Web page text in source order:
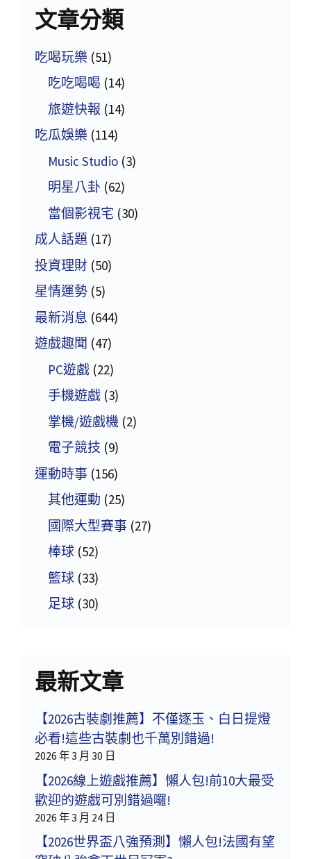
文章分類
吃喝玩樂 (51)
吃吃喝喝 (14)
旅遊快報 (14)
吃瓜娛樂 (114)
Music Studio (3)
明星八卦 (62)
當個影視宅 (30)
成人話題 (17)
投資理財 (50)
星情運勢 (5)
最新消息 (644)
遊戲趣聞 (47)
PC遊戲 (22)
手機遊戲 (3)
掌機/遊戲機 (2)
電子競技 (9)
運動時事 (156)
其他運動 (25)
國際大型賽事 (27)
棒球 (52)
籃球 (33)
足球 (30)
最新文章
【2026古裝劇推薦】不僅逐玉、白日提燈
必看!這些古裝劇也千萬別錯過!
2026 年 3 月 30 日
【2026線上遊戲推薦】懶人包!前10大最受
歡迎的遊戲可別錯過囉!
2026 年 3 月 24 日
【2026世界盃八強預測】懶人包!法國有望